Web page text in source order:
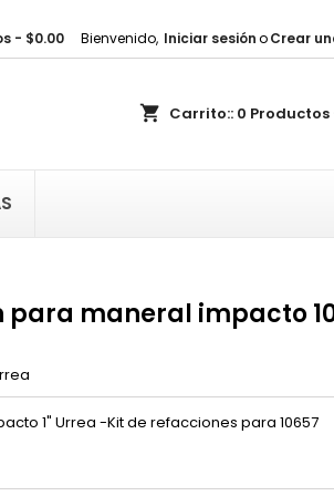
Bienvenido, Iniciar sesiónoCrear
- $0.00
shopping_cart Carrito:: 0 Productos
para maneral impacto
1" Urrea -Kit de refacciones para 10657